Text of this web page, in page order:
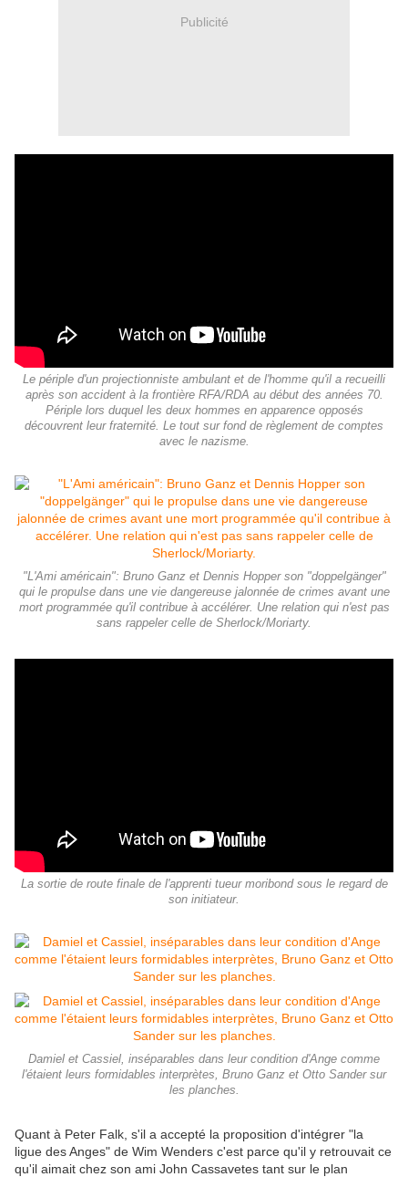
Publicité
Le périple d'un projectionniste ambulant et de l'homme qu'il a recueilli
après son accident à la frontière RFA/RDA au début des années 70.
Périple lors duquel les deux hommes en apparence opposés
découvrent leur fraternité. Le tout sur fond de règlement de comptes
avec le nazisme.
"L'Ami américain": Bruno Ganz et Dennis Hopper son "doppelgänger"
qui le propulse dans une vie dangereuse jalonnée de crimes avant une
mort programmée qu'il contribue à accélérer. Une relation qui n'est pas
sans rappeler celle de Sherlock/Moriarty.
La sortie de route finale de l'apprenti tueur moribond sous le regard de
son initiateur.
Damiel et Cassiel, inséparables dans leur condition d'Ange comme
l'étaient leurs formidables interprètes, Bruno Ganz et Otto Sander sur
les planches.
Quant à Peter Falk, s'il a accepté la proposition d'intégrer "la
ligue des Anges" de Wim Wenders c'est parce qu'il y retrouvait ce
qu'il aimait chez son ami John Cassavetes tant sur le plan